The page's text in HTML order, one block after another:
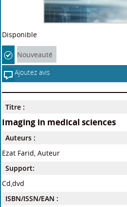
Disponible
Nouveauté
Ajoutez avis
Titre :
Imaging in medical sciences
Auteurs :
Ezat Farid, Auteur
Support:
Cd,dvd
ISBN/ISSN/EAN :